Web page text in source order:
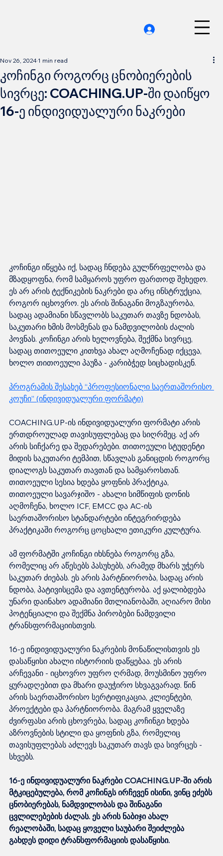
კოჩინგი როგორც ცნობიერების
სივრცე: COACHING.UP-ში დაიწყო
16-ე ინდივიდუალური ნაკრები
Nov 26, 2024 1 min read
კოჩინგი იწყება იქ, სადაც ჩნდება გულწრფელობა და
მზადყოფნა, რომ სამყაროს უფრო ფართოდ შეხედო.
ეს არ არის ტექნიკების ნაკრები და არც ინსტრუქცია,
როგორ იცხოვრო. ეს არის შინაგანი მოგზაურობა,
სადაც ადამიანი სწავლობს საკუთარ თავზე ნდობას,
საკუთარი ხმის მოსმენას და ნამდვილობის ძალის
პოვნას. კოჩინგი არის ხელოვნება, შექმნა სივრცე,
სადაც თითოეული კითხვა ახალ აღმოჩენად იქცევა,
ხოლო თითოეული პაუზა - კარიბჭედ სიცხადისკენ.
პროგრამის შესახებ “პროფესიონალი საერთაშორისო
კოუჩი” (ინდივიდუალური ფორმატი)
COACHING.UP-ის ინდივიდუალური ფორმატი არის
ერთდროულად თავისუფლებაც და სიღრმეც. აქ არ
არის სიჩქარე და შედარებები. თითოეული სტუდენტი
მიდის საკუთარი ტემპით, სწავლას განიცდის როგორც
დიალოგს საკუთარ თავთან და სამყაროსთან.
თითოეული სესია ხდება ყოფნის პრაქტიკა,
თითოეული სავარჯიშო - ახალი სიმწიფის დონის
აღმოჩენა, ხოლო ICF, EMCC და AC-ის
საერთაშორისო სტანდარტები ინტეგრირდება
პრაქტიკაში როგორც ცოცხალი ეთიკური კულტურა.
ამ ფორმატში კოჩინგი იხსნება როგორც გზა,
რომელიც არ აწესებს პასუხებს, არამედ მხარს უჭერს
საკუთარ ძიებას. ეს არის პარტნიორობა, სადაც არის
ნდობა, პატივისცემა და ავთენტურობა. აქ ყალიბდება
უნარი დაინახო ადამიანი მთლიანობაში, აღიარო მისი
პოტენციალი და შექმნა პირობები ნამდვილი
ტრანსფორმაციისთვის.
16-ე ინდივიდუალური ნაკრების მონაწილისთვის ეს
დასაწყისი ახალი ისტორიის დაწყებაა. ეს არის
არჩევანი - იცხოვრო უფრო ღრმად, მოუსმინო უფრო
ყურადღებით და მხარი დაუჭირო სხვაგვარად. წინ
არის საერთაშორისო სერტიფიკაცია, კლიენტები,
პროექტები და პარტნიორობა. მაგრამ ყველაზე
ძვირფასი არის ცხოვრება, სადაც კოჩინგი ხდება
აზროვნების სტილი და ყოფნის გზა, რომელიც
თავისუფლებას აძლევს საკუთარ თავს და სივრცეს -
სხვებს.
16-ე ინდივიდუალური ნაკრები COACHING.UP-ში არის
მტკიცებულება, რომ კოჩინგს ირჩევენ ისინი, ვინც ეძებს
ცნობიერებას, ნამდვილობას და შინაგანი
ცვლილებების ძალას. ეს არის ნაბიჯი ახალ
რეალობაში, სადაც ყოველი საუბარი შეიძლება
გახდეს დიდი ტრანსფორმაციის დასაწყისი.